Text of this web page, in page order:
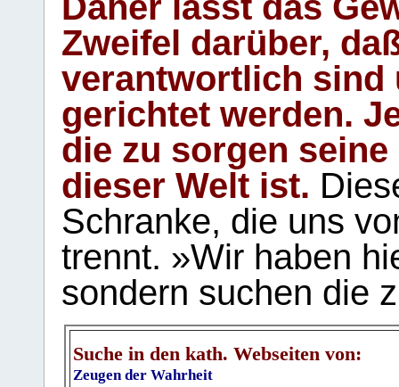
Zweifel darüber,
verantwortlich sind
gerichtet werden.
die zu sorgen
dieser Welt ist.
Schranke, die uns
trennt. »Wir haben
sondern suchen die
Suche in den kath. Webseiten von:
Zeugen der Wahrheit